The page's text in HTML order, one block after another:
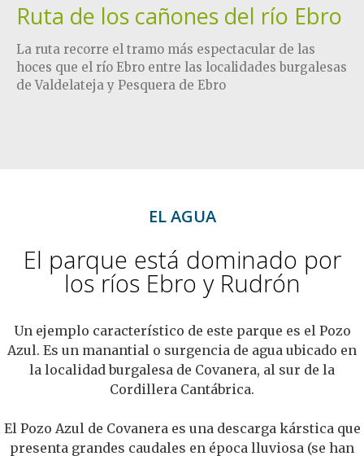
Ruta de los cañones del río Ebro
La ruta recorre el tramo más espectacular de las
hoces que el río Ebro entre las localidades burgalesas
de Valdelateja y Pesquera de Ebro
EL AGUA
El parque está dominado por
los ríos Ebro y Rudrón
Un ejemplo característico de este parque es el Pozo
Azul. Es un manantial o surgencia de agua ubicado en
la localidad burgalesa de Covanera, al sur de la
Cordillera Cantábrica.
El Pozo Azul de Covanera es una descarga kárstica que
presenta grandes caudales en época lluviosa (se han